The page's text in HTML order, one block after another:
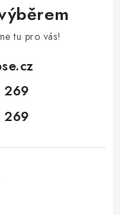
tu pro vás!
269
269